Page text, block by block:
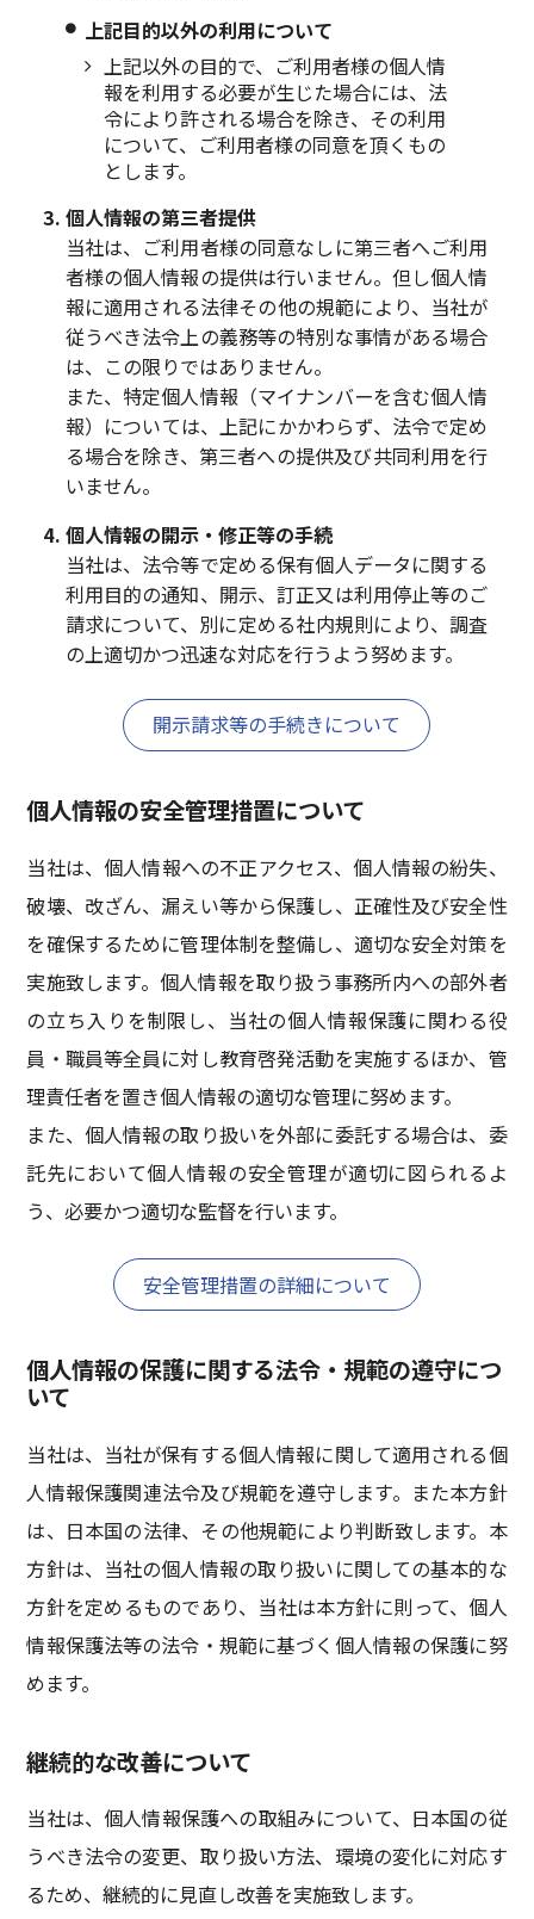
上記目的以外の利用について
上記以外の目的で、ご利用者様の個人情
報を利用する必要が生じた場合には、法
令により許される場合を除き、その利用
について、ご利用者様の同意を頂くもの
とします。
個人情報の第三者提供
当社は、ご利用者様の同意なしに第三者へご利用
者様の個人情報の提供は行いません。但し個人情
報に適用される法律その他の規範により、当社が
従うべき法令上の義務等の特別な事情がある場合
は、この限りではありません。
また、特定個人情報（マイナンバーを含む個人情
報）については、上記にかかわらず、法令で定め
る場合を除き、第三者への提供及び共同利用を行
いません。
個人情報の開示・修正等の手続
当社は、法令等で定める保有個人データに関する
利用目的の通知、開示、訂正又は利用停止等のご
請求について、別に定める社内規則により、調査
の上適切かつ迅速な対応を行うよう努めます。
開示請求等の手続きについて
個人情報の安全管理措置について
当社は、個人情報への不正アクセス、個人情報の紛失、
破壊、改ざん、漏えい等から保護し、正確性及び安全性
を確保するために管理体制を整備し、適切な安全対策を
実施致します。個人情報を取り扱う事務所内への部外者
の立ち入りを制限し、当社の個人情報保護に関わる役
員・職員等全員に対し教育啓発活動を実施するほか、管
理責任者を置き個人情報の適切な管理に努めます。
また、個人情報の取り扱いを外部に委託する場合は、委
託先において個人情報の安全管理が適切に図られるよ
う、必要かつ適切な監督を行います。
安全管理措置の詳細について
個人情報の保護に関する法令・規範の遵守につ
いて
当社は、当社が保有する個人情報に関して適用される個
人情報保護関連法令及び規範を遵守します。また本方針
は、日本国の法律、その他規範により判断致します。本
方針は、当社の個人情報の取り扱いに関しての基本的な
方針を定めるものであり、当社は本方針に則って、個人
情報保護法等の法令・規範に基づく個人情報の保護に努
めます。
継続的な改善について
当社は、個人情報保護への取組みについて、日本国の従
うべき法令の変更、取り扱い方法、環境の変化に対応す
るため、継続的に見直し改善を実施致します。